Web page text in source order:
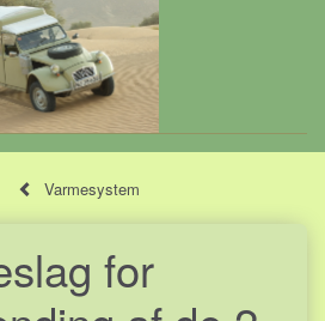
Varmesystem
for